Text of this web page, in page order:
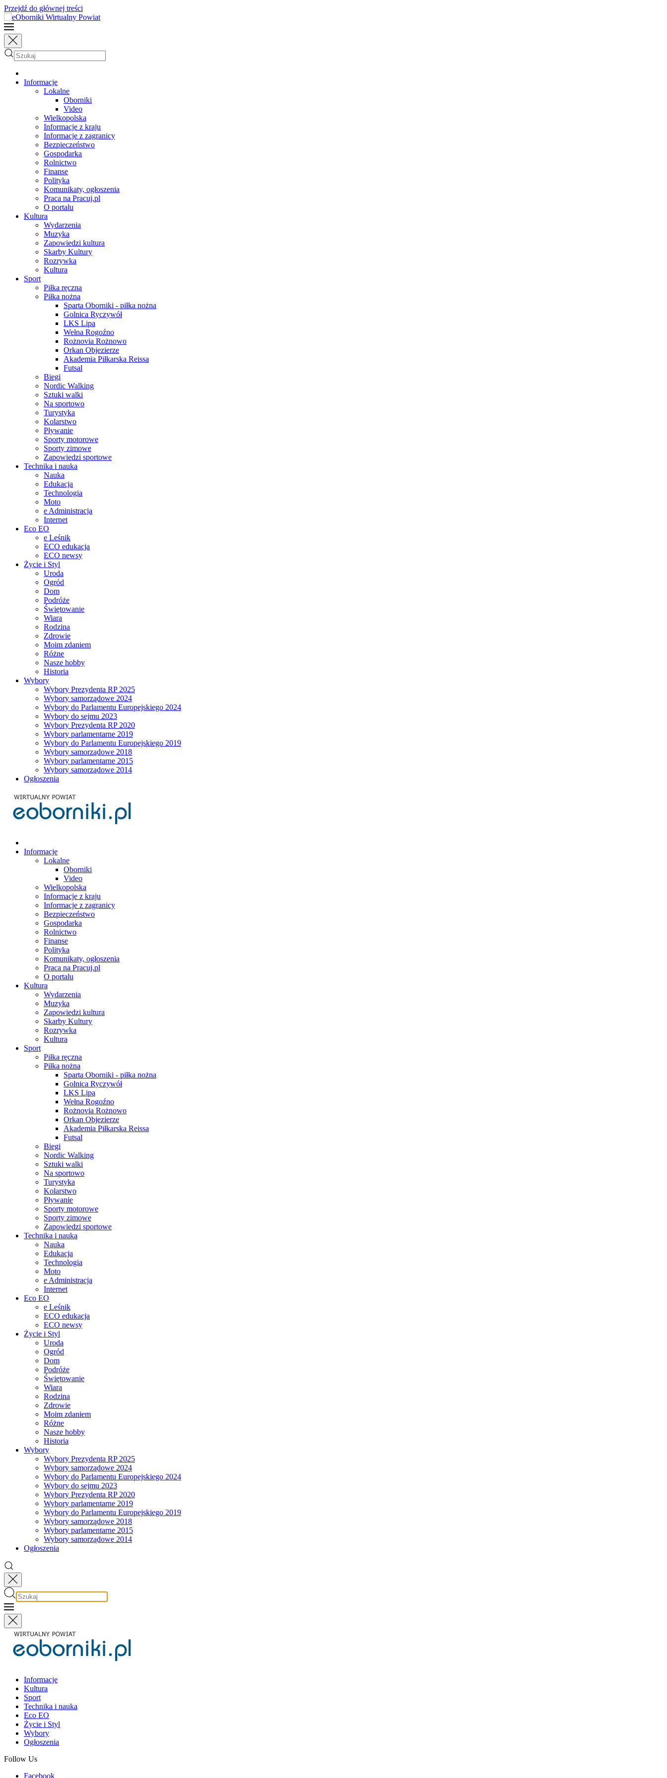
Przejdź do głównej treści
Informacje
Lokalne
Oborniki
Video
Wielkopolska
Informacje z kraju
Informacje z zagranicy
Bezpieczeństwo
Gospodarka
Rolnictwo
Finanse
Polityka
Komunikaty, ogłoszenia
Praca na Pracuj.pl
O portalu
Kultura
Wydarzenia
Muzyka
Zapowiedzi kultura
Skarby Kultury
Rozrywka
Kultura
Sport
Piłka ręczna
Piłka nożna
Sparta Oborniki - piłka nożna
Golnica Ryczywół
LKS Lipa
Wełna Rogoźno
Rożnovia Rożnowo
Orkan Objezierze
Akademia Piłkarska Reissa
Futsal
Biegi
Nordic Walking
Sztuki walki
Na sportowo
Turystyka
Kolarstwo
Pływanie
Sporty motorowe
Sporty zimowe
Zapowiedzi sportowe
Technika i nauka
Nauka
Edukacja
Technologia
Moto
e Administracja
Internet
Eco EO
e Leśnik
ECO edukacja
ECO newsy
Życie i Styl
Uroda
Ogród
Dom
Podróże
Świętowanie
Wiara
Rodzina
Zdrowie
Moim zdaniem
Różne
Nasze hobby
Historia
Wybory
Wybory Prezydenta RP 2025
Wybory samorządowe 2024
Wybory do Parlamentu Europejskiego 2024
Wybory do sejmu 2023
Wybory Prezydenta RP 2020
Wybory parlamentarne 2019
Wybory do Parlamentu Europejskiego 2019
Wybory samorządowe 2018
Wybory parlamentarne 2015
Wybory samorządowe 2014
Ogłoszenia
Informacje
Lokalne
Oborniki
Video
Wielkopolska
Informacje z kraju
Informacje z zagranicy
Bezpieczeństwo
Gospodarka
Rolnictwo
Finanse
Polityka
Komunikaty, ogłoszenia
Praca na Pracuj.pl
O portalu
Kultura
Wydarzenia
Muzyka
Zapowiedzi kultura
Skarby Kultury
Rozrywka
Kultura
Sport
Piłka ręczna
Piłka nożna
Sparta Oborniki - piłka nożna
Golnica Ryczywół
LKS Lipa
Wełna Rogoźno
Rożnovia Rożnowo
Orkan Objezierze
Akademia Piłkarska Reissa
Futsal
Biegi
Nordic Walking
Sztuki walki
Na sportowo
Turystyka
Kolarstwo
Pływanie
Sporty motorowe
Sporty zimowe
Zapowiedzi sportowe
Technika i nauka
Nauka
Edukacja
Technologia
Moto
e Administracja
Internet
Eco EO
e Leśnik
ECO edukacja
ECO newsy
Życie i Styl
Uroda
Ogród
Dom
Podróże
Świętowanie
Wiara
Rodzina
Zdrowie
Moim zdaniem
Różne
Nasze hobby
Historia
Wybory
Wybory Prezydenta RP 2025
Wybory samorządowe 2024
Wybory do Parlamentu Europejskiego 2024
Wybory do sejmu 2023
Wybory Prezydenta RP 2020
Wybory parlamentarne 2019
Wybory do Parlamentu Europejskiego 2019
Wybory samorządowe 2018
Wybory parlamentarne 2015
Wybory samorządowe 2014
Ogłoszenia
Informacje
Kultura
Sport
Technika i nauka
Eco EO
Życie i Styl
Wybory
Ogłoszenia
Follow Us
Facebook